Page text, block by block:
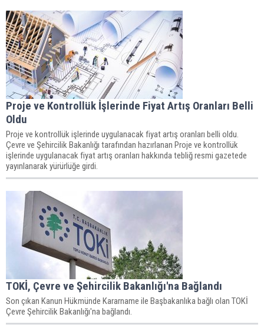
Proje ve Kontrollük İşlerinde Fiyat Artış Oranları Belli
Oldu
Proje ve kontrollük işlerinde uygulanacak fiyat artış oranları belli oldu.
Çevre ve Şehircilik Bakanlığı tarafından hazırlanan Proje ve kontrollük
işlerinde uygulanacak fiyat artış oranları hakkında tebliğ resmi gazetede
yayınlanarak yürürlüğe girdi.
TOKİ, Çevre ve Şehircilik Bakanlığı'na Bağlandı
Son çıkan Kanun Hükmünde Kararname ile Başbakanlıka bağlı olan TOKİ
Çevre Şehircilik Bakanlığı'na bağlandı.